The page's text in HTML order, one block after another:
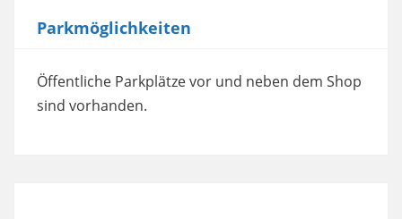
Parkmöglichkeiten
Öffentliche Parkplätze vor und neben dem Shop
sind vorhanden.